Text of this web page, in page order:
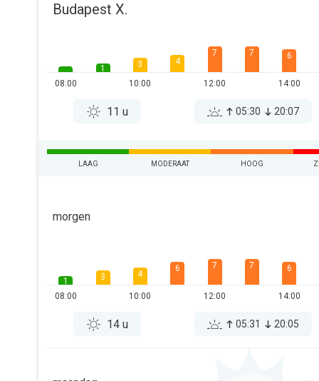
Budapest X.
08:00
1
3
10:00
4
7
12:00
7 6
14:00
11 u 05:30 20:07
LAAG MODERAAT HOOG
morgen
1
08:00
3 4
10:00
6 7
12:00
7 6
14:00
14 u 05:31 20:05